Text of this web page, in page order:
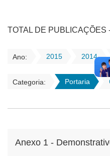
TOTAL DE PUBLICAÇÕES
Ano: 2015 2014
Categoria: Portaria